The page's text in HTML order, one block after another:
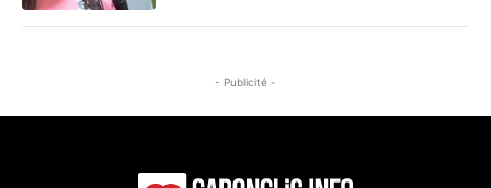
- Publicité -